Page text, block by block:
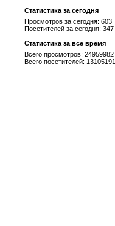
Статистика за сегодня
Просмотров за сегодня: 603
Посетителей за сегодня: 347
Статистика за всё время
Всего просмотров: 24959982
Всего посетителей: 13105191